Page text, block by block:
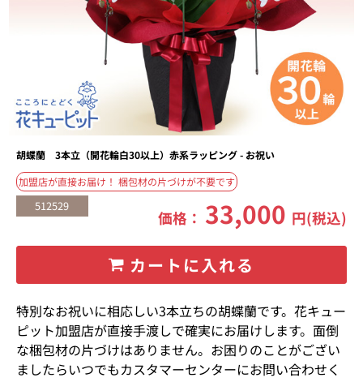
胡蝶蘭 3本立（開花輪白30以上）赤系ラッピング - お祝い
加盟店が直接お届け！ 梱包材の片づけが不要です
512529
価格： 33,000 円(税込)
カートに入れる
特別なお祝いに相応しい3本立ちの胡蝶蘭です。花キュー
ピット加盟店が直接手渡しで確実にお届けします。面倒
な梱包材の片づけはありません。お困りのことがござい
ましたらいつでもカスタマーセンターにお問い合わせく